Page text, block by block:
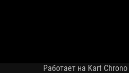
Работает на Kart Chrono